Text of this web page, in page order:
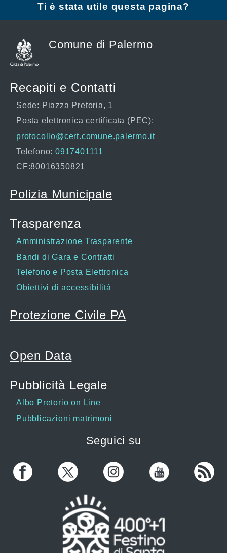
Ti è stata utile questa pagina?
Comune di Palermo
Recapiti e Contatti
Sede: Piazza Pretoria, 1
Posta elettronica certificata (PEC):
protocollo@cert.comune.palermo.it
Telefono: 0917401111
CF:80016350821
Polizia Municipale
Trasparenza
Amministrazione Trasparente
Bandi di Gara e Contratti
Telefono e Posta Elettronica
Obiettivi di accessibilità
Protezione Civile PA
Open Data
Pubblicità Legale
Albo Pretorio on Line
Pubblicazioni matrimoni
Seguici su